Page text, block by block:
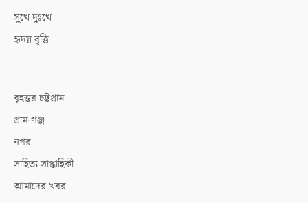
সুখে দুঃখে
হৃদয় বৃত্তি
বৃহত্তর চট্টগ্রাম
গ্রাম-গঞ্জ
নগর
সাহিত্য সাপ্তাহিকী
আমাদের খবর